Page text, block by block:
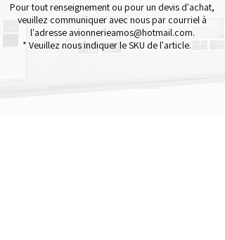
Pour tout renseignement ou pour un devis d'achat,
veuillez communiquer avec nous par courriel à
l'adresse avionnerieamos@hotmail.com.
* Veuillez nous indiquer le SKU de l'article.